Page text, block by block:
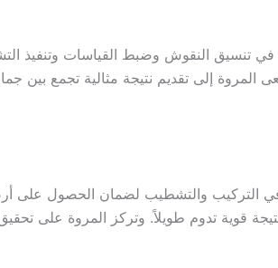
تنسيق النقوش وضبط القياسات وتنفيذ
المروة إلى تقديم نتيجة مثالية تجمع بين
التركيب والتشطيب لضمان الحصول على
قوية تدوم طويلاً. وتركز المروة على